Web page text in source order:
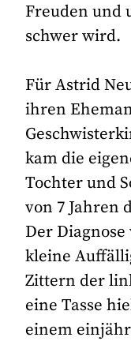
Freuden und
schwer wird.
Für Astrid
ihren
kam die
Tochter und
von 7 Jahren
Der
kleine
Zittern der
eine Tasse
einem